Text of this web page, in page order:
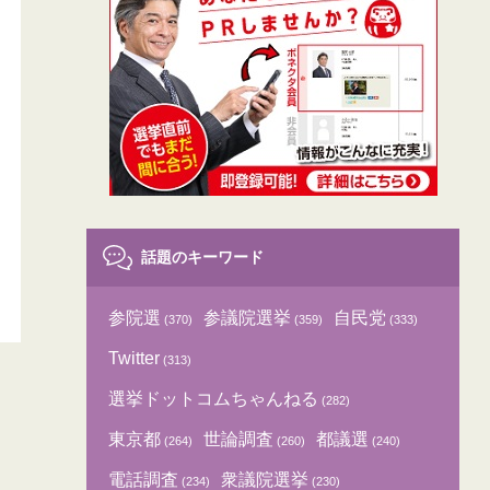
話題のキーワード
参院選 (370) 参議院選挙 (359) 自民党 (333)
Twitter (313)
選挙ドットコムちゃんねる (282)
東京都 (264) 世論調査 (260) 都議選 (240)
電話調査 (234) 衆議院選挙 (230)